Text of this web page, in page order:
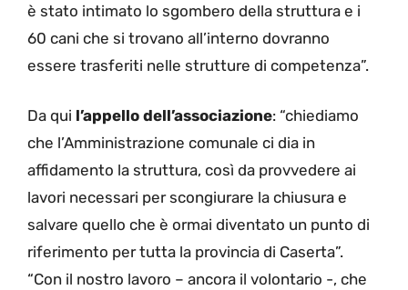
è stato intimato lo sgombero della struttura e i
60 cani che si trovano all’interno dovranno
essere trasferiti nelle strutture di competenza”.
Da qui l’appello dell’associazione: “chiediamo
che l’Amministrazione comunale ci dia in
affidamento la struttura, così da provvedere ai
lavori necessari per scongiurare la chiusura e
salvare quello che è ormai diventato un punto di
riferimento per tutta la provincia di Caserta”.
“Con il nostro lavoro – ancora il volontario -, che